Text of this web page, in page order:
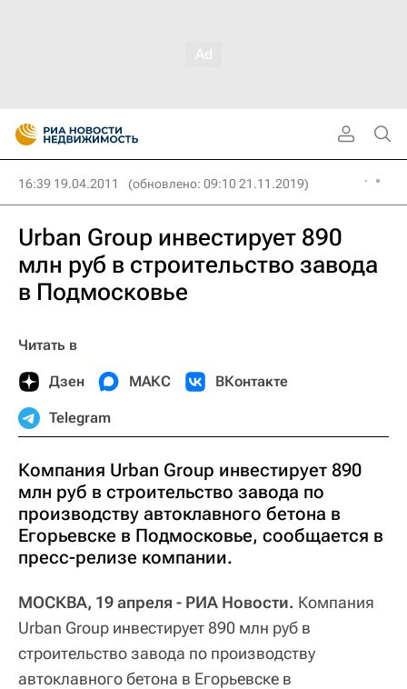
16:39 19.04.2011 (обновлено: 09:10 21.11.2019)
Urban Group инвестирует 890
млн руб в строительство завода
в Подмосковье
Читать в
Дзен МАКС ВКонтакте
Telegram
Компания Urban Group инвестирует 890
млн руб в строительство завода по
производству автоклавного бетона в
Егорьевске в Подмосковье, сообщается в
пресс-релизе компании.
МОСКВА, 19 апреля - РИА Новости. Компания
Urban Group инвестирует 890 млн руб в
строительство завода по производству
автоклавного бетона в Егорьевске в